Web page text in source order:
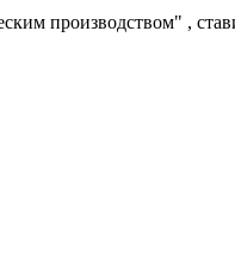
производством" ,